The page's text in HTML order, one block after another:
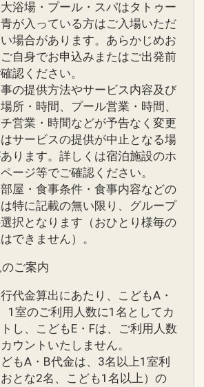
浴場・プール・スパはタトゥー
が入っている方はご入場いただ
場合があります。あらかじめお
自身でお申込みまたはご出発前
認ください。
事の提供方法やサービス内容及び
所・時間、プール営業・時間、
営業・時間などが予告なく変更
はサービスの提供が中止となる場
ります。詳しくは宿泊施設のホ
ージ等でご確認ください。
部屋・食事条件・食事内容などの
特に記載の無い限り、グループ
択となります（おひとり様毎の
できません）。
ご案内
行代金算出にあたり、こどもA・
1室のご利用人数に1名としてカ
し、こどもE・Fは、ご利用人数
ウントいたしません。
どもA・B代金は、3名以上1室利
とな2名、こども1名以上）の